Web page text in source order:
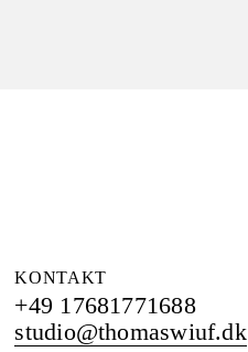
KONTAKT
+49 17681771688
studio@thomaswiuf.dk